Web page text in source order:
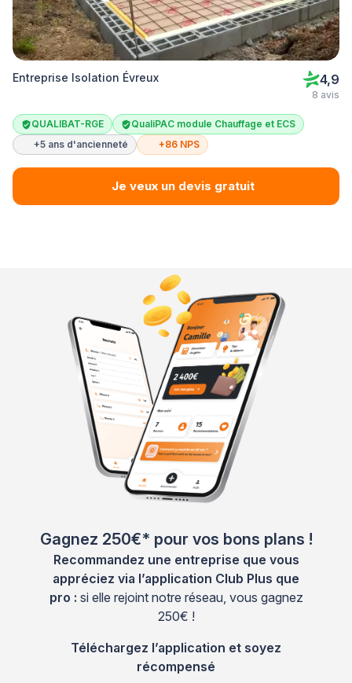
Entreprise Isolation Évreux 4,9
8 avis
QUALIBAT-RGE
QualiPAC module Chauffage et ECS
+5 ans d'ancienneté
+86 NPS
Je veux un devis gratuit
Gagnez 250€* pour vos bons plans !
Recommandez une entreprise que vous
appréciez via l’application Club Plus que
pro : si elle rejoint notre réseau, vous gagnez
250€ !
Téléchargez l’application et soyez
récompensé